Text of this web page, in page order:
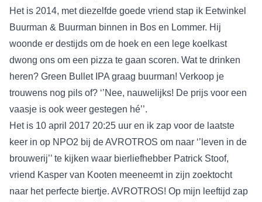
Het is 2014, met diezelfde goede vriend stap ik Eetwinkel
Buurman & Buurman binnen in Bos en Lommer. Hij
woonde er destijds om de hoek en een lege koelkast
dwong ons om een pizza te gaan scoren. Wat te drinken
heren? Green Bullet IPA graag buurman! Verkoop je
trouwens nog pils of? ‘’Nee, nauwelijks! De prijs voor een
vaasje is ook weer gestegen hé’’.
Het is 10 april 2017 20:25 uur en ik zap voor de laatste
keer in op NPO2 bij de AVROTROS om naar ‘’leven in de
brouwerij’’ te kijken waar bierliefhebber Patrick Stoof,
vriend Kasper van Kooten meeneemt in zijn zoektocht
naar het perfecte biertje. AVROTROS! Op mijn leeftijd zap